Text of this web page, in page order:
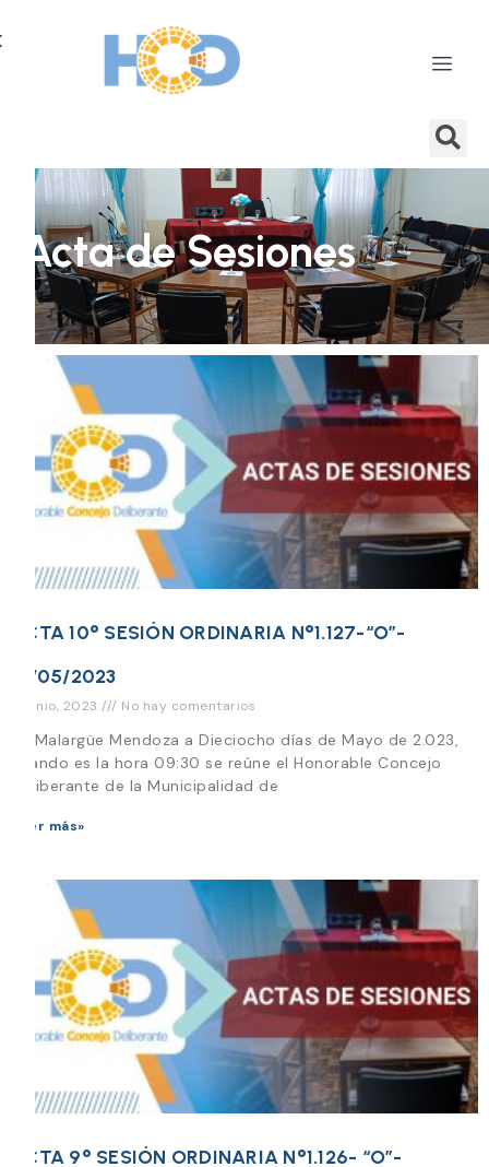
Acta de Sesiones
ACTA 10° SESIÓN ORDINARIA N°1.127-“O”-
18/05/2023
6 junio, 2023 No hay comentarios
En Malargüe Mendoza a Dieciocho días de Mayo de 2.023,
cuando es la hora 09:30 se reúne el Honorable Concejo
Deliberante de la Municipalidad de
Leer más»
ACTA 9° SESIÓN ORDINARIA N°1.126- “O”-